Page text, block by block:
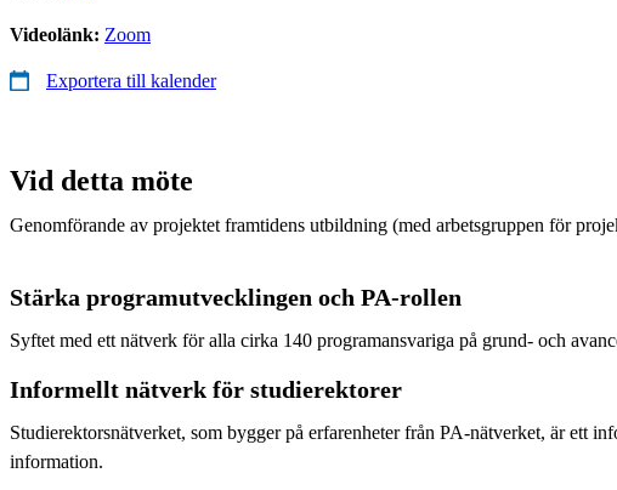
Videolänk: Zoom
Exportera till kalender
Vid detta möte
Genomförande av projektet framtidens utbildning (med arbetsgruppen för
Stärka programutvecklingen och PA-rollen
Syftet med ett nätverk för alla cirka 140 programansvariga på grund- och
Informellt nätverk för studierektorer
Studierektorsnätverket, som bygger på erfarenheter från PA-nätverket, är ett
information.